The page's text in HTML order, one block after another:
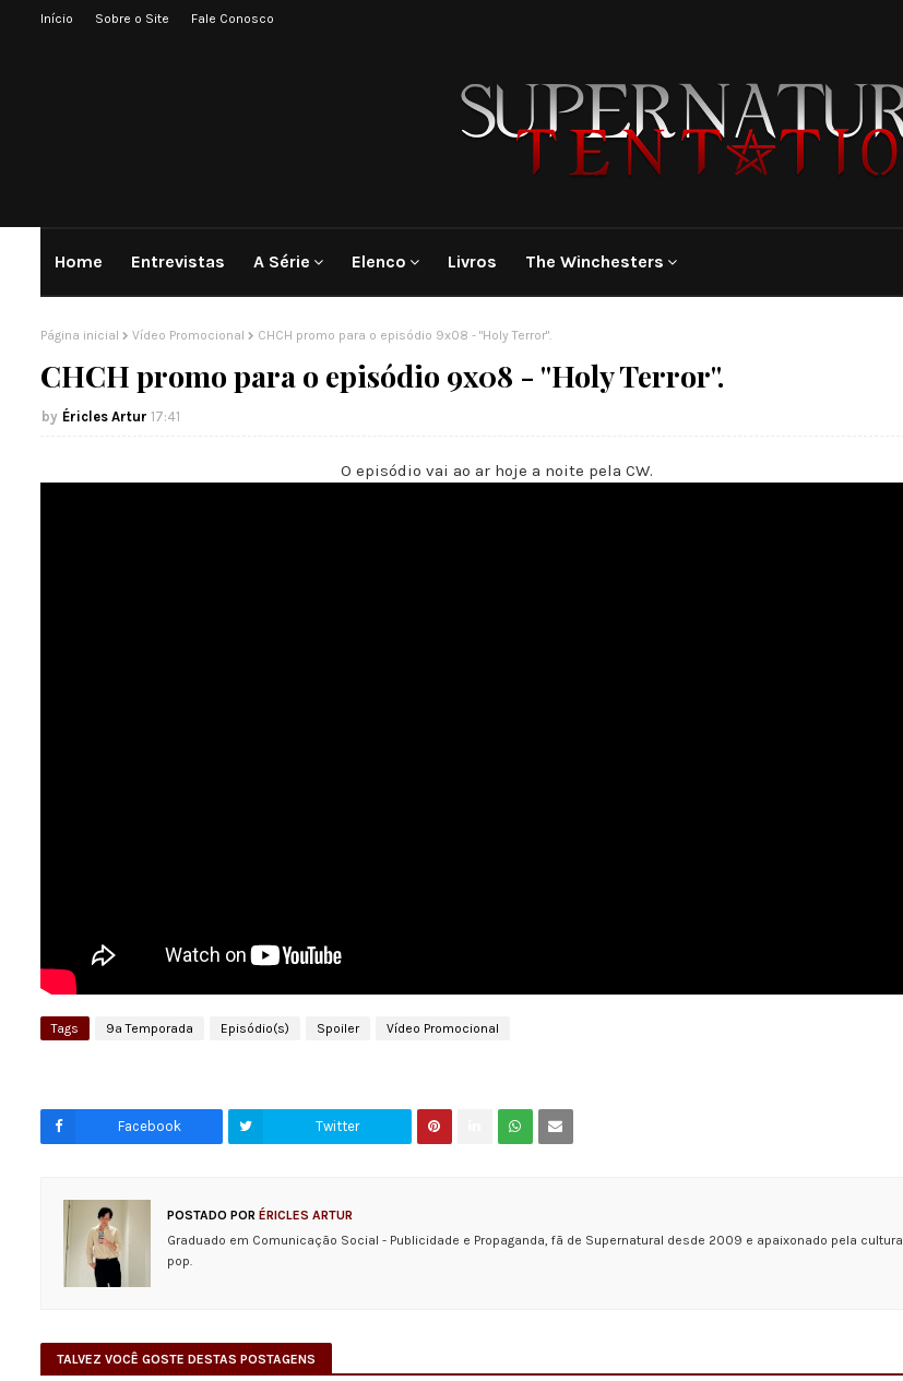
Início Sobre o Site Fale Conosco
Home Entrevistas A Série Elenco Livros The Winchesters
Página inicial Vídeo Promocional CHCH promo para o episódio 9x08 - "Holy Terror".
CHCH promo para o episódio 9x08 - "Holy Terror".
Éricles Artur 17:41
O episódio vai ao ar hoje a noite pela CW.
Tags 9ª Temporada Episódio(s) Spoiler Vídeo Promocional
Facebook Twitter
POSTADO POR ÉRICLES ARTUR
Graduado em Comunicação Social - Publicidade e Propaganda, fã de Supernatural desde 2009 e apaixonado pela cultura
pop.
TALVEZ VOCÊ GOSTE DESTAS POSTAGENS